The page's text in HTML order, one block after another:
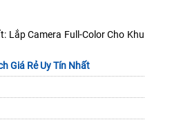
Lắp Camera Full-Color Cho Khu
Giá Rẻ Uy Tín Nhất